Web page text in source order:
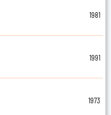
1981
1991
1973